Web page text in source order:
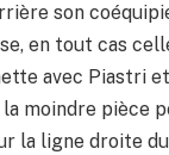
son
en tout cas
avec Piastri
moindre pièce
la ligne droite